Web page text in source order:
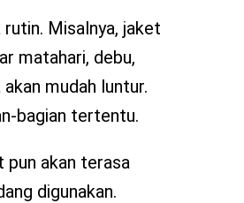
Misalnya, jaket
matahari, debu,
mudah luntur.
bagian tertentu.
pun akan terasa
digunakan.